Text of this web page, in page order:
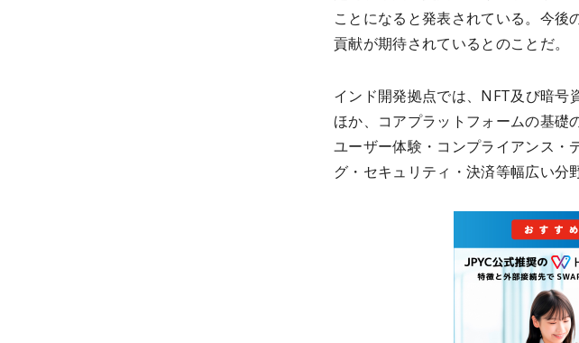
ことになると発表されている。今後
貢献が期待されているとのことだ。
インド開発拠点では、NFT及び暗号
ほか、コアプラットフォームの基
ユーザー体験・コンプライアンス・
グ・セキュリティ・決済等幅広い分